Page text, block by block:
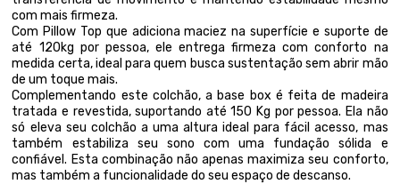
com mais firmeza.
Com Pillow Top que adiciona maciez na superfície e suporte de
até 120kg por pessoa, ele entrega firmeza com conforto na
medida certa, ideal para quem busca sustentação sem abrir mão
de um toque mais.
Complementando este colchão, a base box é feita de madeira
tratada e revestida, suportando até 150 Kg por pessoa. Ela não
só eleva seu colchão a uma altura ideal para fácil acesso, mas
também estabiliza seu sono com uma fundação sólida e
confiável. Esta combinação não apenas maximiza seu conforto,
mas também a funcionalidade do seu espaço de descanso.